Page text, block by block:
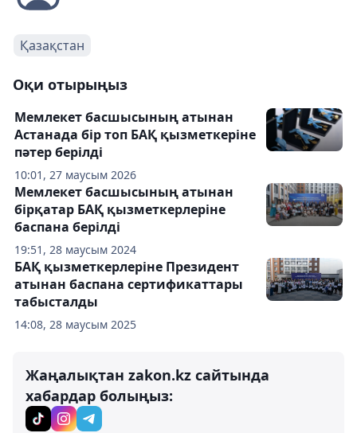
Қазақстан
Оқи отырыңыз
10:01, 27 маусым 2026
Мемлекет басшысының атынан
Астанада бір топ БАҚ қызметкеріне
пәтер берілді
19:51, 28 маусым 2024
Мемлекет басшысының атынан
бірқатар БАҚ қызметкерлеріне
баспана берілді
14:08, 28 маусым 2025
БАҚ қызметкерлеріне Президент
атынан баспана сертификаттары
табысталды
Жаңалықтан zakon.kz сайтында
хабардар болыңыз: